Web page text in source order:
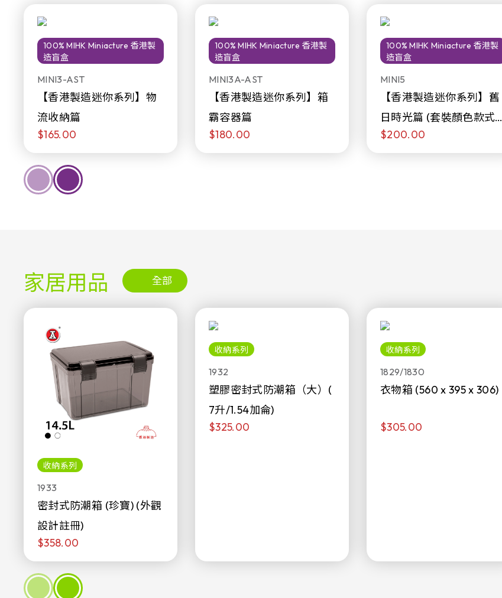
100% MIHK Miniacture 香港製
造盲盒
MINI3-AST
【香港製造迷你系列】物
流收納篇
$165.00
100% MIHK Miniacture 香港製
造盲盒
MINI3A-AST
【香港製造迷你系列】箱
霸容器篇
$180.00
100% MIHK Miniacture 香港製
造盲盒
MINI5
【香港製造迷你系列】舊
日時光篇 (套裝顏色款式隨
機販售)
$200.00
家居用品 全部
收納系列
1933
密封式防潮箱 (珍寶) (外觀
設計註冊)
$358.00
收納系列
1932
塑膠密封式防潮箱（大）(
7升/1.54加侖)
$325.00
收納系列
1829/1830
衣物箱 (560 x 395 x 306)
$305.00